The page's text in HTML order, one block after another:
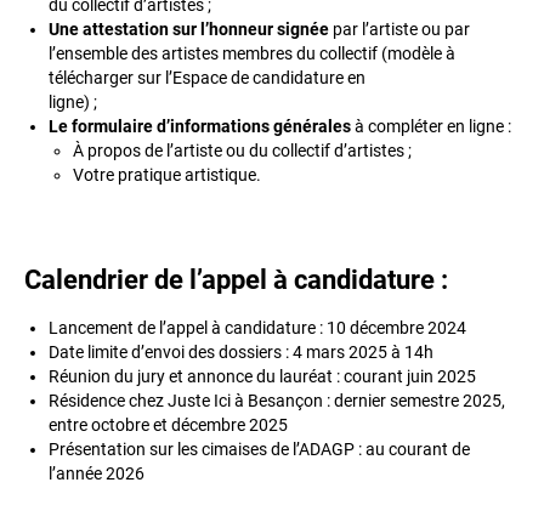
du collectif d’artistes ;
Une attestation sur l’honneur signée par l’artiste ou par
l’ensemble des artistes membres du collectif (modèle à
télécharger sur l’Espace de candidature en
ligne) ;
Le formulaire d’informations généralesà compléter en ligne :
À propos de l’artiste ou du collectif d’artistes ;
Votre pratique artistique.
Calendrier de l’appel à candidature :
Lancement de l’appel à candidature : 10 décembre 2024
Date limite d’envoi des dossiers : 4 mars 2025 à 14h
Réunion du jury et annonce du lauréat : courant juin 2025
Résidence chez Juste Ici à Besançon : dernier semestre 2025,
entre octobre et décembre 2025
Présentation sur les cimaises de l’ADAGP : au courant de
l’année 2026